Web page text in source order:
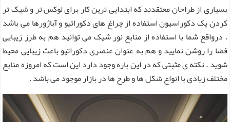
بسیاری از طراحان معتقدند که ابتدایی ترین کار برای لوکس تر و شیک تر
کردن یک دکوراسیون استفاده از چراغ های دکوراتیو و آباژورها می باشد
. درواقع شما با استفاده از منابع نور شیک می توانید هم به طرز زیبایی
فضا را روشن نمایید و هم به عنوان عنصری دکوراتیو باعث زیبایی محیط
شوید . نکته ی مثبتی که در این باره وجود دارد این است که امروزه منابع
مختلف زیادی با انواع شکل ها و طرح ها در بازار موجود می باشد .